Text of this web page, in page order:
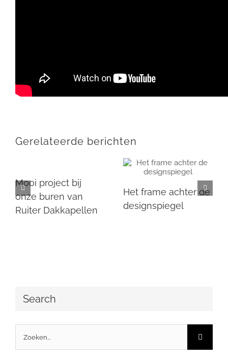
LinkedInWhatsAppPinterest
mail
Gerelateerde berichten
Mooi project bij
onze buren van
Ruiter Dakkapellen
Het frame achter de
designspiegel
Search
Zoeken
naar: